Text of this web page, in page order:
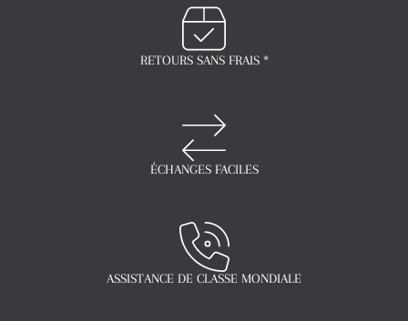
RETOURS SANS FRAIS *
ÉCHANGES FACILES
ASSISTANCE DE CLASSE MONDIALE